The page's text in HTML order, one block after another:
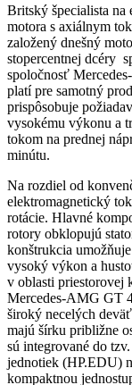
Britský špecialista
motora s axiálnym
založený dnešný
stopercentnej dcéry
spoločnosť
platí pre samotný
prispôsobuje
vysokému výkonu a
tokom na prednej
minútu.
Na rozdiel od
elektromagnetický
rotácie. Hlavné
rotory obklopujú
konštrukcia
vysoký výkon a
v oblasti priestorovej
Mercedes-AMG GT
široký necelých
majú šírku približne
sú integrované do
jednotiek (HP.EDU)
kompaktnou